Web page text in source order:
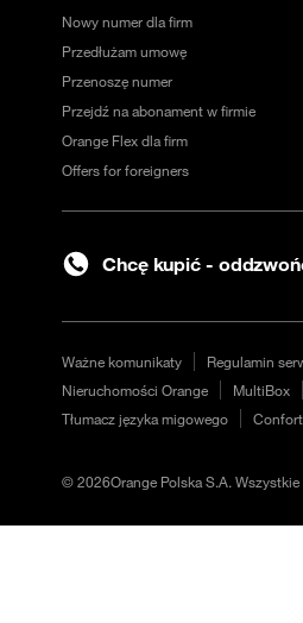
Nowy numer dla firm
Przedłużam umowę
Przenoszę numer
Przejdź na abonament w firmie
Orange Flex dla firm
Offers for foreigners
Chcę kupić -
Ważne komunikaty Regulamin
Nieruchomości Orange
MultiBox
Tłumacz języka migowego
©2026Orange Polska S.A.